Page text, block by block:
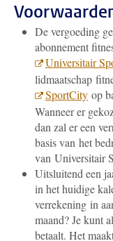
De vergoeding
abonnement
Universitair
lidmaatschap
SportCity op
Wanneer er
dan zal er een
basis van het
van Universitair
Uitsluitend een
in het huidige
verrekening in
maand? Je kunt
betaalt. Het